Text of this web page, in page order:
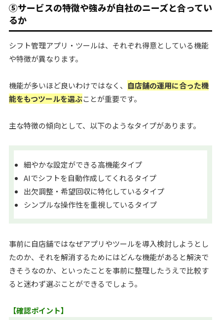
⑤サービスの特徴や強みが自社のニーズと合ってい
るか
シフト管理アプリ・ツールは、それぞれ得意としている機能
や特徴が異なります。
機能が多いほど良いわけではなく、 自店舗の運用に合った機
能をもつツールを選ぶことが重要です。
主な特徴の傾向として、以下のようなタイプがあります。
細やかな設定ができる高機能タイプ
AIでシフトを自動作成してくれるタイプ
出欠調整・希望回収に特化しているタイプ
シンプルな操作性を重視しているタイプ
事前に自店舗ではなぜアプリやツールを導入検討しようとし
たのか、それを解消するためにはどんな機能があると解決で
きそうなのか、といったことを事前に整理したうえで比較す
ると迷わず選ぶことができるでしょう。
【確認ポイント】